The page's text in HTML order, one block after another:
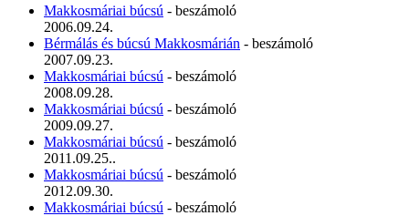
Makkosmáriai búcsú - beszámoló
2006.09.24.
Bérmálás és búcsú Makkosmárián - beszámoló
2007.09.23.
Makkosmáriai búcsú - beszámoló
2008.09.28.
Makkosmáriai búcsú - beszámoló
2009.09.27.
Makkosmáriai búcsú - beszámoló
2011.09.25..
Makkosmáriai búcsú - beszámoló
2012.09.30.
Makkosmáriai búcsú - beszámoló